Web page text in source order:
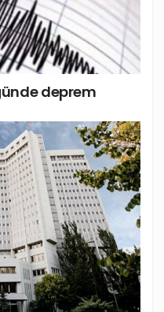
deprem